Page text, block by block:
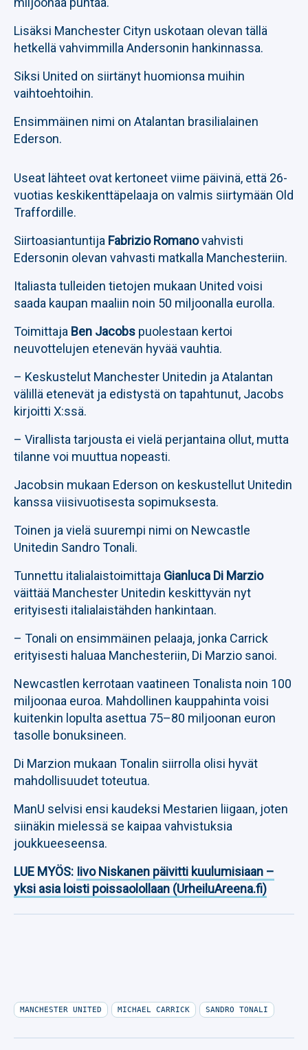
Lisäksi Manchester Cityn uskotaan olevan tällä
hetkellä vahvimmilla Andersonin hankinnassa.
Siksi United on siirtänyt huomionsa muihin
vaihtoehtoihin.
Ensimmäinen nimi on Atalantan brasilialainen
Ederson.
Useat lähteet ovat kertoneet viime päivinä, että 26-
vuotias keskikenttäpelaaja on valmis siirtymään Old
Traffordille.
Siirtoasiantuntija Fabrizio Romanovahvisti
Edersonin olevan vahvasti matkalla Manchesteriin.
Italiasta tulleiden tietojen mukaan United voisi
saada kaupan maaliin noin 50 miljoonalla eurolla.
Toimittaja Ben Jacobs puolestaan kertoi
neuvottelujen etenevän hyvää vauhtia.
– Keskustelut Manchester Unitedin ja Atalantan
välillä etenevät ja edistystä on tapahtunut, Jacobs
kirjoitti X:ssä.
– Virallista tarjousta ei vielä perjantaina ollut, mutta
tilanne voi muuttua nopeasti.
Jacobsin mukaan Ederson on keskustellut Unitedin
kanssa viisivuotisesta sopimuksesta.
Toinen ja vielä suurempi nimi on Newcastle
Unitedin Sandro Tonali.
Tunnettu italialaistoimittaja Gianluca Di Marzio
väittää Manchester Unitedin keskittyvän nyt
erityisesti italialaistähden hankintaan.
– Tonali on ensimmäinen pelaaja, jonka Carrick
erityisesti haluaa Manchesteriin, Di Marzio sanoi.
Newcastlen kerrotaan vaatineen Tonalista noin 100
miljoonaa euroa. Mahdollinen kauppahinta voisi
kuitenkin lopulta asettua 75–80 miljoonan euron
tasolle bonuksineen.
Di Marzion mukaan Tonalin siirrolla olisi hyvät
mahdollisuudet toteutua.
ManU selvisi ensi kaudeksi Mestarien liigaan, joten
siinäkin mielessä se kaipaa vahvistuksia
joukkueeseensa.
LUE MYÖS: Iivo Niskanen päivitti kuulumisiaan –
yksi asia loisti poissaolollaan (UrheiluAreena.fi)
MANCHESTER UNITED MICHAEL CARRICK SANDRO TONALI